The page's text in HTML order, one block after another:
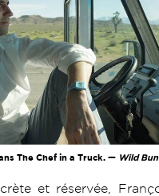
The Chef in a Truck. — Wild
et réservée,